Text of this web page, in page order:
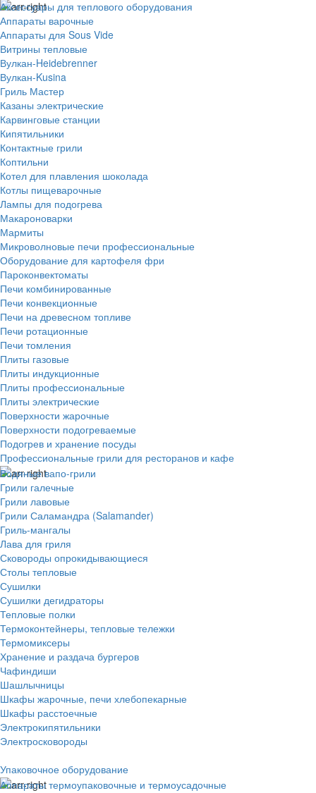
Аксессуары для теплового оборудования
Аппараты варочные
Аппараты для Sous Vide
Витрины тепловые
Вулкан-Heidebrenner
Вулкан-Kusina
Гриль Мастер
Казаны электрические
Карвинговые станции
Кипятильники
Контактные грили
Коптильни
Котел для плавления шоколада
Котлы пищеварочные
Лампы для подогрева
Макароноварки
Мармиты
Микроволновые печи профессиональные
Оборудование для картофеля фри
Пароконвектоматы
Печи комбинированные
Печи конвекционные
Печи на древесном топливе
Печи ротационные
Печи томления
Плиты газовые
Плиты индукционные
Плиты профессиональные
Плиты электрические
Поверхности жарочные
Поверхности подогреваемые
Подогрев и хранение посуды
Профессиональные грили для ресторанов и кафе
Водяные вапо-грили
Грили галечные
Грили лавовые
Грили Саламандра (Salamander)
Гриль-мангалы
Лава для гриля
Сковороды опрокидывающиеся
Столы тепловые
Сушилки
Сушилки дегидраторы
Тепловые полки
Термоконтейнеры, тепловые тележки
Термомиксеры
Хранение и раздача бургеров
Чафиндиши
Шашлычницы
Шкафы жарочные, печи хлебопекарные
Шкафы расстоечные
Электрокипятильники
Электросковороды
Упаковочное оборудование
Аппараты термоупаковочные и термоусадочные